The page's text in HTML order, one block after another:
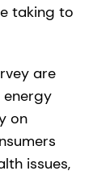
taking to
are
energy
on
issues,